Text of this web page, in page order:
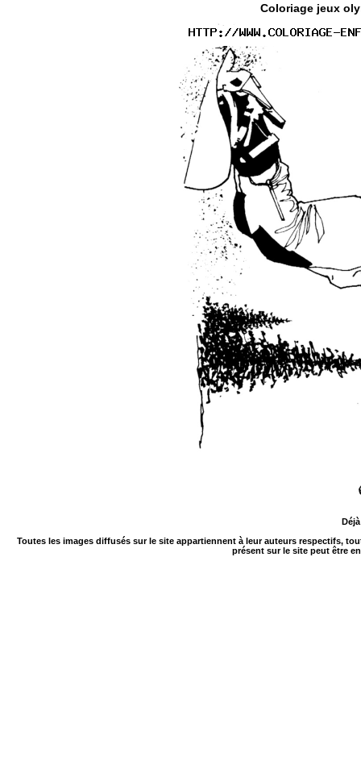
Coloriage jeux
Toutes les images diffusés sur le site appartiennent à leur auteurs respectifs,
présent sur le site peut être